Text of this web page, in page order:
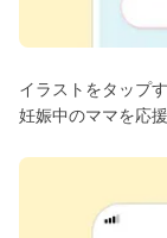
イラストをタップ
妊娠中のママを応